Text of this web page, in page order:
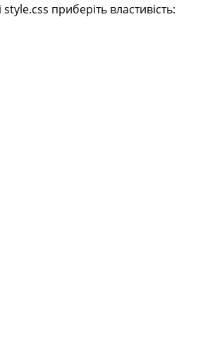
приберіть властивість: